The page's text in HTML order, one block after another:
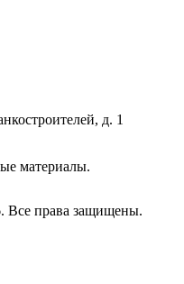
д. 1
права защищены.